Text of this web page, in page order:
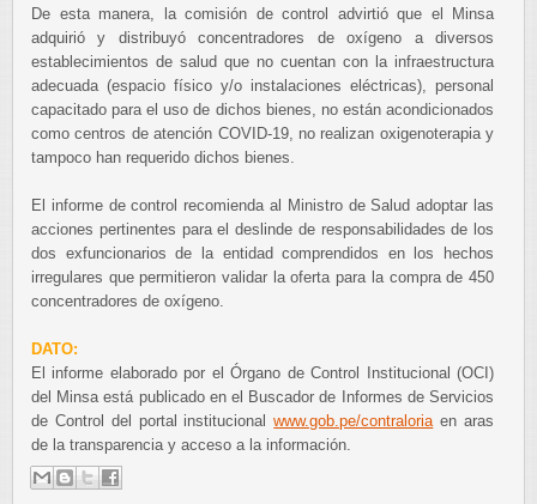
De esta manera, la comisión de control advirtió que el Minsa
adquirió y distribuyó concentradores de oxígeno a diversos
establecimientos de salud que no cuentan con la infraestructura
adecuada (espacio físico y/o instalaciones eléctricas), personal
capacitado para el uso de dichos bienes, no están acondicionados
como centros de atención COVID-19, no realizan oxigenoterapia y
tampoco han requerido dichos bienes.
El informe de control recomienda al Ministro de Salud adoptar las
acciones pertinentes para el deslinde de responsabilidades de los
dos exfuncionarios de la entidad comprendidos en los hechos
irregulares que permitieron validar la oferta para la compra de 450
concentradores de oxígeno.
DATO:
El informe elaborado por el Órgano de Control Institucional (OCI)
del Minsa está publicado en el Buscador de Informes de Servicios
de Control del portal institucionalwww.gob.pe/contraloriaen aras
de la transparencia y acceso a la información.